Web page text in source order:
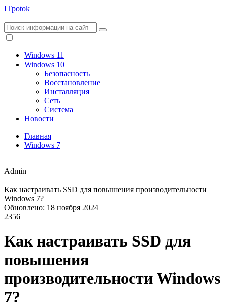
ITpotok
Windows 11
Windows 10
Безопасность
Восстановление
Инсталляция
Сеть
Система
Новости
Главная
Windows 7
Admin
Как настраивать SSD для повышения производительности
Windows 7?
Обновлено: 18 ноября 2024
2356
Как настраивать SSD для
повышения
производительности Windows
7?